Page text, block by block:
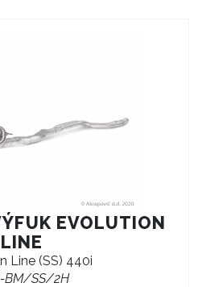
EVOLUTION
LINE
Line (SS) 440i
BM/SS/2H